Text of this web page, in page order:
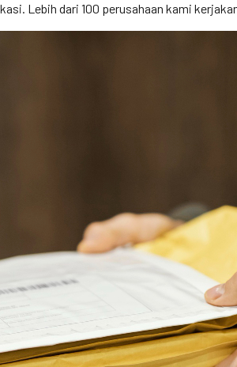
Lebih dari 100 perusahaan kami